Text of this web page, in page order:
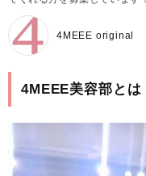
4MEEE original
4MEEE美容部とは